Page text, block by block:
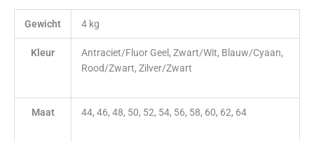
Gewicht 4 kg
Kleur
Antraciet/Fluor Geel, Zwart/Wit, Blauw/Cyaan,
Rood/Zwart, Zilver/Zwart
Maat 44, 46, 48, 50, 52, 54, 56, 58, 60, 62, 64